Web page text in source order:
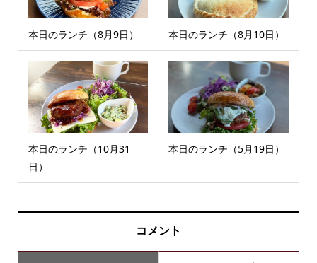
本日のランチ（8月9日） 本日のランチ（8月10日）
本日のランチ（10月31
日）
本日のランチ（5月19日）
コメント